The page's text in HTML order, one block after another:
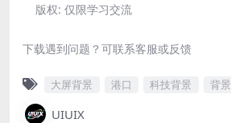
版权: 仅限学习交流
下载遇到问题？可联系客服或反馈
大屏背景 港口 科技背景 背景
UIUIX